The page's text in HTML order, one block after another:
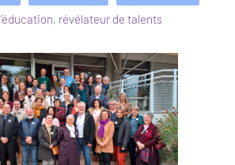
révélateur de talents